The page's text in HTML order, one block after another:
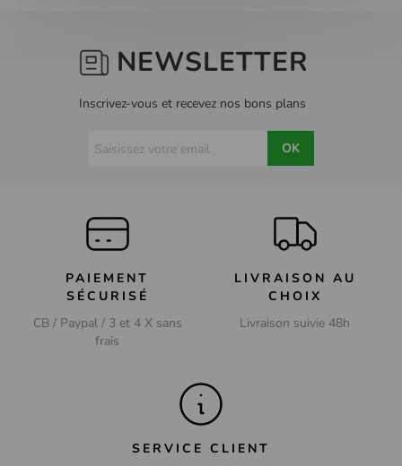
NEWSLETTER
Inscrivez-vous et recevez nos bons plans
OK
PAIEMENT
SÉCURISÉ
CB / Paypal / 3 et 4 X sans
frais
LIVRAISON AU
CHOIX
Livraison suivie 48h
SERVICE CLIENT